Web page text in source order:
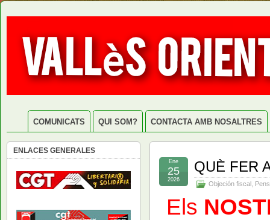
COMUNICATS QUI SOM? CONTACTA AMB NOSALTRES
QUÈ FER
Objeción fiscal
Ene
25
2026
Els
ENLACES GENERALES